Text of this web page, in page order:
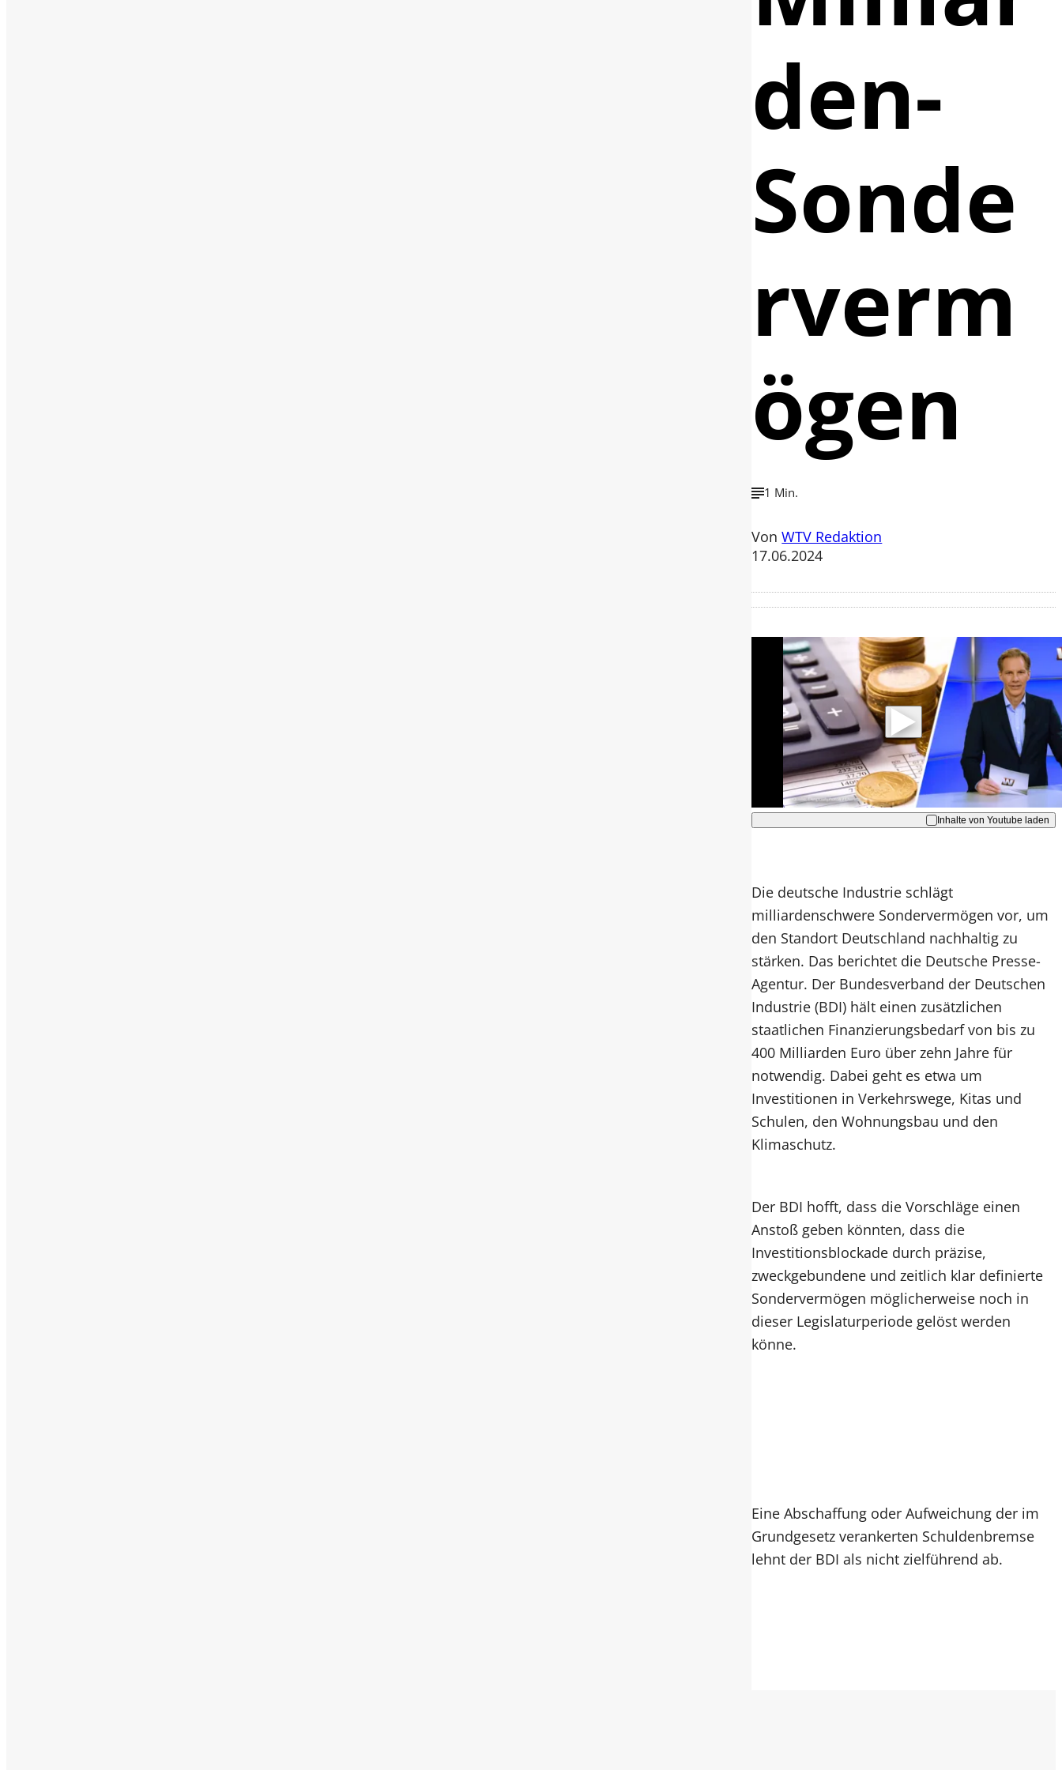
den-
Sonde
rverm
ögen
1 Min.
VonWTV Redaktion
17.06.2024
Mit der Wiedergabe dieses Videos
werden Daten an Youtube übertragen.
Hinweise dazu erhalten Sie in der
Datenschutzerklärung.
Akzeptieren
Inhalte von Youtube laden
Die deutsche Industrie schlägt
milliardenschwere Sondervermögen vor, um
den Standort Deutschland nachhaltig zu
stärken. Das berichtet die Deutsche Presse-
Agentur. Der Bundesverband der Deutschen
Industrie (BDI) hält einen zusätzlichen
staatlichen Finanzierungsbedarf von bis zu
400 Milliarden Euro über zehn Jahre für
notwendig. Dabei geht es etwa um
Investitionen in Verkehrswege, Kitas und
Schulen, den Wohnungsbau und den
Klimaschutz.
Der BDI hofft, dass die Vorschläge einen
Anstoß geben könnten, dass die
Investitionsblockade durch präzise,
zweckgebundene und zeitlich klar definierte
Sondervermögen möglicherweise noch in
dieser Legislaturperiode gelöst werden
könne.
Eine Abschaffung oder Aufweichung der im
Grundgesetz verankerten Schuldenbremse
lehnt der BDI als nicht zielführend ab.